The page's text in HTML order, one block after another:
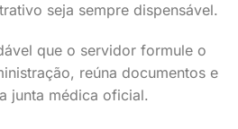
seja sempre dispensável.
que o servidor formule o
reúna documentos e
junta médica oficial.